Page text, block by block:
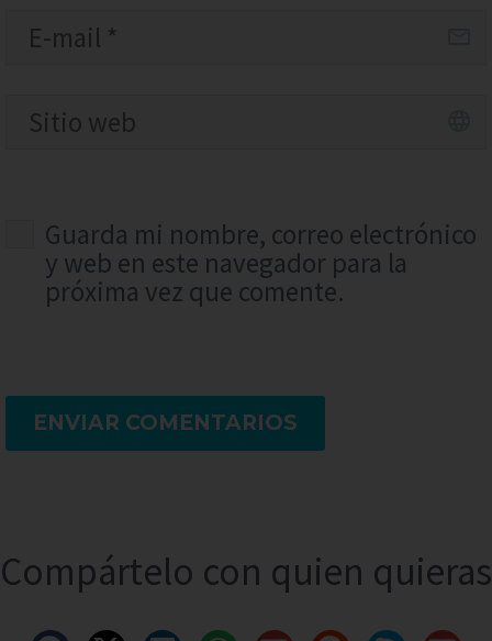
Guarda mi nombre, correo electrónico
y web en este navegador para la
próxima vez que comente.
ENVIAR COMENTARIOS
Compártelo con quien quieras